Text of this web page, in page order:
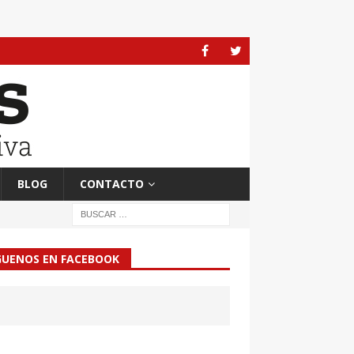
BLOG CONTACTO
EN FACEBOOK